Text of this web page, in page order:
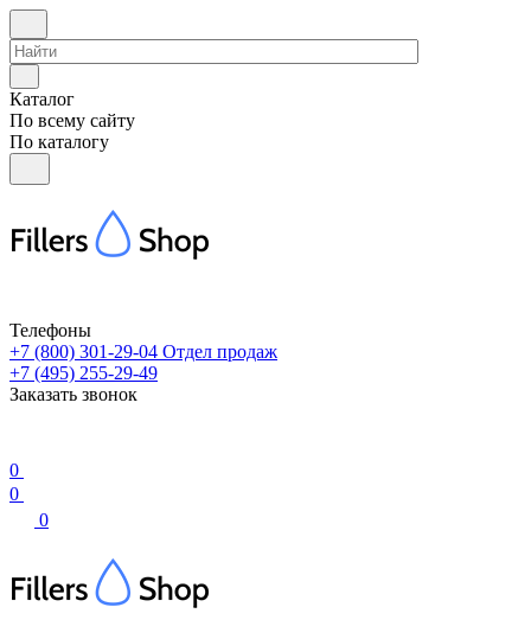
Каталог
По всему сайту
По каталогу
Телефоны
+7 (800) 301-29-04 Отдел продаж
+7 (495) 255-29-49
Заказать звонок
0
0
0